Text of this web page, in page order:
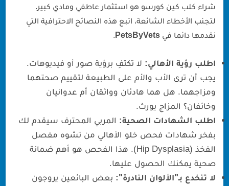
شراء كلب كين كورسو هو استثمار عاطفي ومادي كبير.
لتجنب الأخطاء الشائعة، اتبع هذه النصائح الاحترافية التي
نقدمها دائما فيPetsByVets
.
اطلب رؤية الأهالي: لا تكتفِ برؤية صور أو فيديوهات.
يجب أن ترى الأب والأم على الطبيعة لتقييم صحتهما
ومزاجهما. هل هما هادئان وواثقان أم عدوانيان
وخائفان؟ المزاج يورث.
اطلب الشهادات الصحية: المربي المحترف سيقدم لك
بفخر شهادات فحص خلو الأهالي من تشوه مفصل
الفخذ (Hip Dysplasia). هذا الفحص هو أهم ضمانة
صحية يمكنك الحصول عليها.
لا تنخدع بـ"الألوان النادرة": بعض البائعين يروجون